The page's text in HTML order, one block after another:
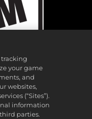
tracking
your game
and
websites,
(“Sites”).
information
parties.